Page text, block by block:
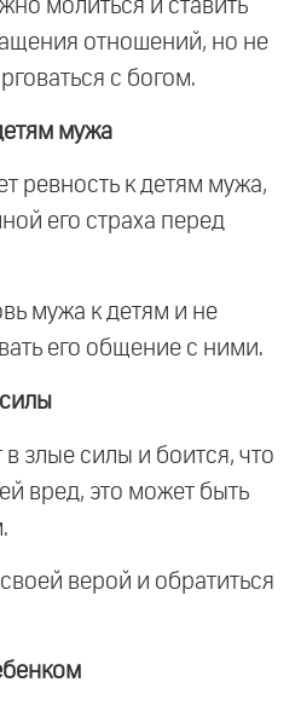
молиться и ставить
отношений, но не
с богом.
мужа
ревность к детям мужа,
его страха перед
мужа к детям и не
его общение с ними.
злые силы и боится, что
вред, это может быть
верой и обратиться